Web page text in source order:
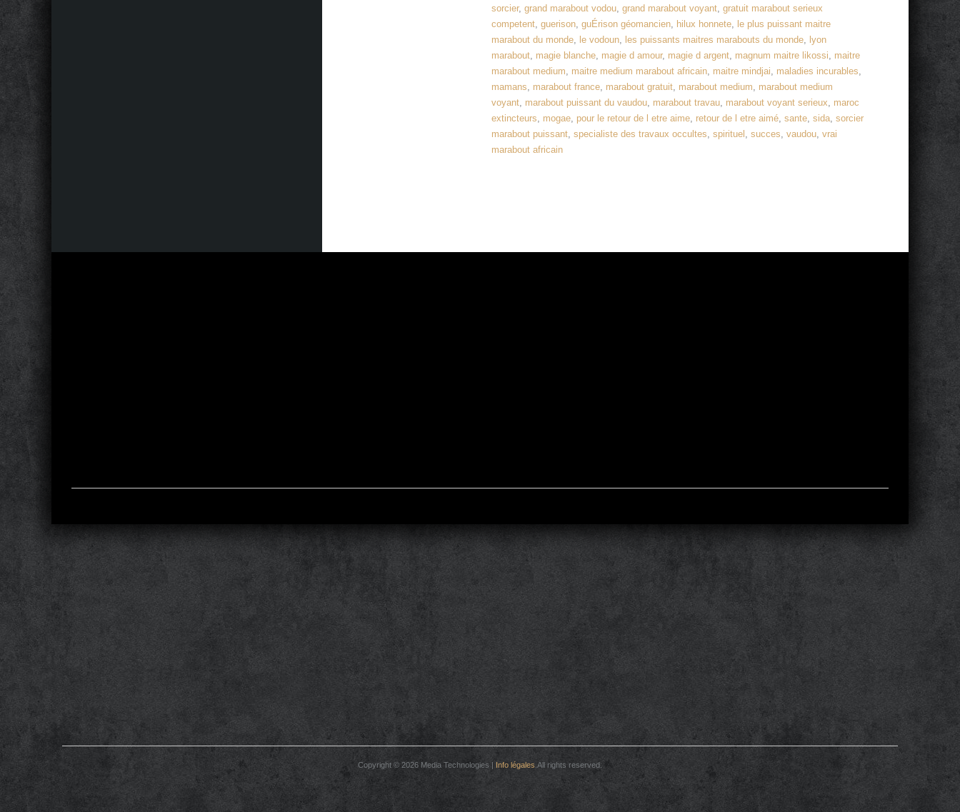
sorcier,grand marabout vodou,grand marabout voyant,gratuit marabout serieux
competent,guerison,guÉrison géomancien, hilux honnete, le plus puissant maitre
marabout du monde, le vodoun, les puissants maitres marabouts du monde, lyon
marabout, magie blanche, magie d amour, magie d argent, magnum maitre likossi, maitre
marabout medium, maitre medium marabout africain, maitre mindjai, maladies incurables,
mamans, marabout france, marabout gratuit, marabout medium, marabout medium
voyant, marabout puissant du vaudou, marabout travau, marabout voyant serieux, maroc
extincteurs, mogae, pour le retour de l etre aime, retour de l etre aimé,sante,sida,sorcier
marabout puissant,specialiste des travaux occultes,spirituel ,succes,vaudou,vrai
marabout africain
Copyright © 2026 Media Technologies | Info légales .All rights reserved.